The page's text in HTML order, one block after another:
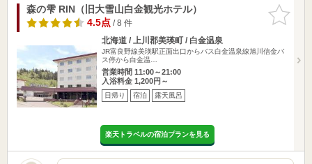
お気に入
りに追加
森の雫 RIN（旧大雪山白金観光ホテル）
4.5点/ 8 件
北海道 / 上川郡美瑛町 / 白金温泉
JR富良野線美瑛駅正面出口からバス白金温泉線旭川信金バ
ス停から白金温…
営業時間 11:00～21:00
入浴料金 1,200円～
日帰り 宿泊 露天風呂
楽天トラベルの宿泊プランを見る